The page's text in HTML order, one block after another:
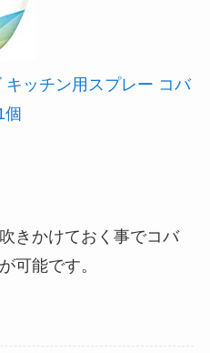
ッチン用スプレー コバ
きかけておく事でコバ
可能です。